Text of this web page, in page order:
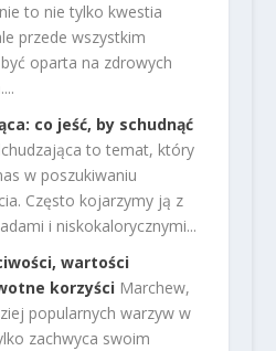
to nie tylko kwestia
przede wszystkim
oparta na zdrowych
co jeść, by schudnąć
to temat, który
w poszukiwaniu
Często kojarzymy ją z
i niskokalorycznymi...
wartości
korzyści Marchew,
popularnych warzyw w
zachwyca swoim